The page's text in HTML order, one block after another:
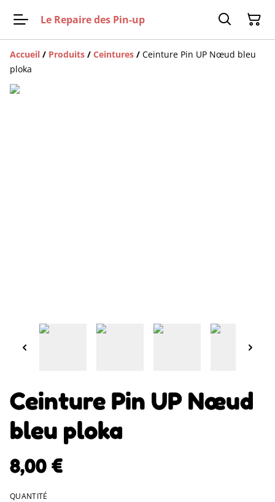
Le Repaire des Pin-up
Accueil / Produits / Ceintures / Ceinture Pin UP Nœud bleu
ploka
Ceinture Pin UP Nœud
bleu ploka
8,00 €
QUANTITÉ